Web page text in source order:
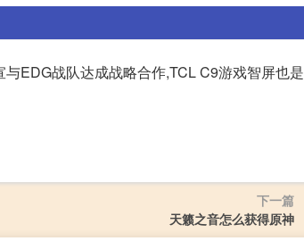
EDG战队达成战略合作,TCL C9游戏智屏也是
下一篇
天籁之音怎么获得原神